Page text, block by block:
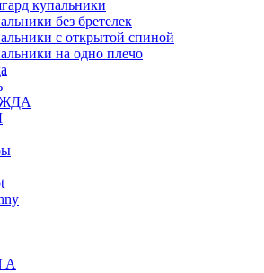
купальники
без бретелек
с открытой спиной
на одно плечо
A